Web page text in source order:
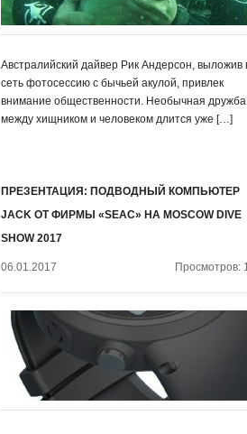
Австралийский дайвер Рик Андерсон, выложив
сеть фотосессию с бычьей акулой, привлек
внимание общественности. Необычная дружба
между хищником и человеком длится уже […]
ПРЕЗЕНТАЦИЯ: ПОДВОДНЫЙ КОМПЬЮТЕР
JACK ОТ ФИРМЫ «SEAC» НА MOSCOW DIVE
SHOW 2017
06.01.2017 Просмотров: